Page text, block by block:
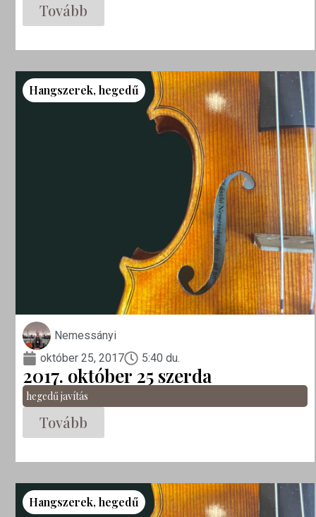
Tovább
Hangszerek,hegedű
Nemessányi
október 25, 2017
5:40 du.
2017. október 25 szerda
hegedű javítás
Tovább
Hangszerek,hegedű